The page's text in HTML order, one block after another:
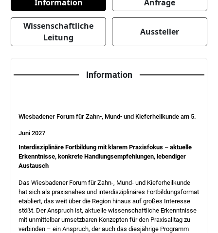
Information Anfrage
Wissenschaftliche
Leitung
Aussteller
Information
Wiesbadener Forum für Zahn-, Mund- und Kieferheilkunde am 5.
Juni 2027
Interdisziplinäre Fortbildung mit klarem Praxisfokus – aktuelle
Erkenntnisse, konkrete Handlungsempfehlungen, lebendiger
Austausch
Das Wiesbadener Forum für Zahn-, Mund- und Kieferheilkunde
hat sich als praxisnahes und interdisziplinäres Fortbildungsformat
etabliert, das weit über die Region hinaus auf großes Interesse
stößt. Der Anspruch ist, aktuelle wissenschaftliche Erkenntnisse
mit unmittelbar umsetzbaren Konzepten für den Praxisalltag zu
verbinden – ein Anspruch, der auch das diesjährige Programm